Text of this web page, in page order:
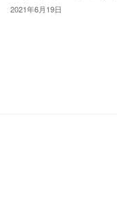
2021年6月19日